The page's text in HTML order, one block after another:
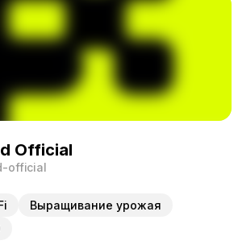
Official
official
Выращивание урожая